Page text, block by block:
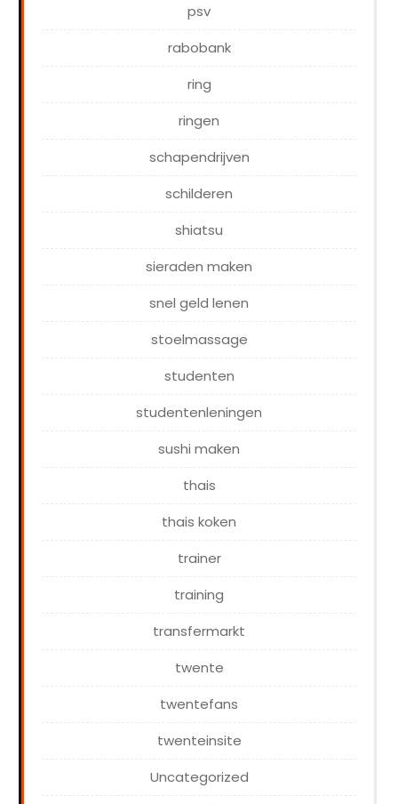
psv
rabobank
ring
ringen
schapendrijven
schilderen
shiatsu
sieraden maken
snel geld lenen
stoelmassage
studenten
studentenleningen
sushi maken
thais
thais koken
trainer
training
transfermarkt
twente
twentefans
twenteinsite
Uncategorized